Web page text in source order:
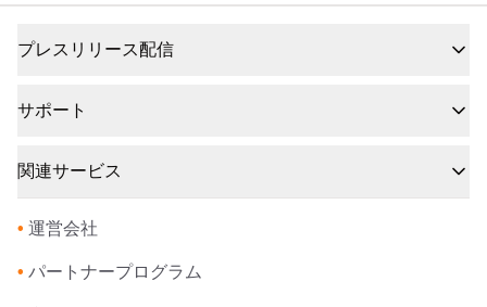
プレスリリース配信
サポート
関連サービス
• 運営会社
• パートナープログラム